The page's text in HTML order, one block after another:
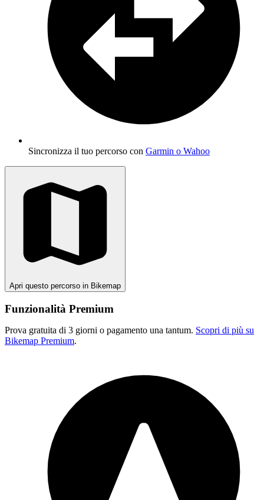
Sincronizza il tuo percorso con Garmin o Wahoo
Apri questo percorso in Bikemap
Funzionalità Premium
Prova gratuita di 3 giorni o pagamento una tantum. Scopri di più su
Bikemap Premium.